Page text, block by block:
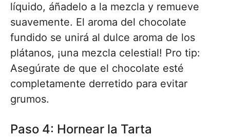
líquido, áñadelo a la mezcla y remueve
suavemente. El aroma del chocolate
fundido se unirá al dulce aroma de los
plátanos, ¡una mezcla celestial! Pro tip:
Asegúrate de que el chocolate esté
completamente derretido para evitar
grumos.
Paso 4: Hornear la Tarta